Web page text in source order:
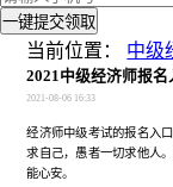
一键提交领取
当前位置： 中级
2021中级经济师报名
2021-08-06 16:33
经济师中级考试的报名入
求自己，愚者一切求他人
能心安。